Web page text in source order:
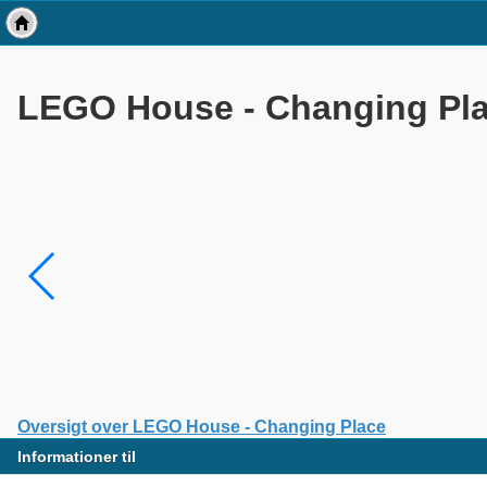
LEGO House - Changing
Oversigt over LEGO House - Changing Place
Informationer til